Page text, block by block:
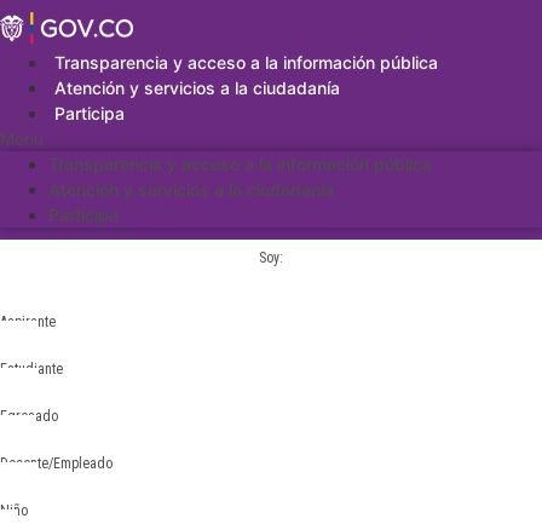
Saltar
al
contenidoTransparencia y acceso a la información pública
Atención y servicios a la ciudadanía
Participa
Menu
Transparencia y acceso a la información pública
Atención y servicios a la ciudadanía
Participa
Soy:
Aspirante
Estudiante
Egresado
Docente/Empleado
Niño